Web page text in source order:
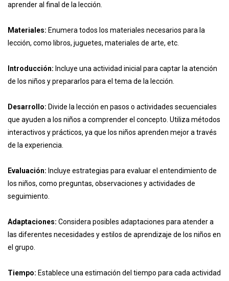
aprender al final de la lección.
Materiales: Enumera todos los materiales necesarios para la
lección, como libros, juguetes, materiales de arte, etc.
Introducción: Incluye una actividad inicial para captar la atención
de los niños y prepararlos para el tema de la lección.
Desarrollo: Divide la lección en pasos o actividades secuenciales
que ayuden a los niños a comprender el concepto. Utiliza métodos
interactivos y prácticos, ya que los niños aprenden mejor a través
de la experiencia.
Evaluación: Incluye estrategias para evaluar el entendimiento de
los niños, como preguntas, observaciones y actividades de
seguimiento.
Adaptaciones: Considera posibles adaptaciones para atender a
las diferentes necesidades y estilos de aprendizaje de los niños en
el grupo.
Tiempo: Establece una estimación del tiempo para cada actividad